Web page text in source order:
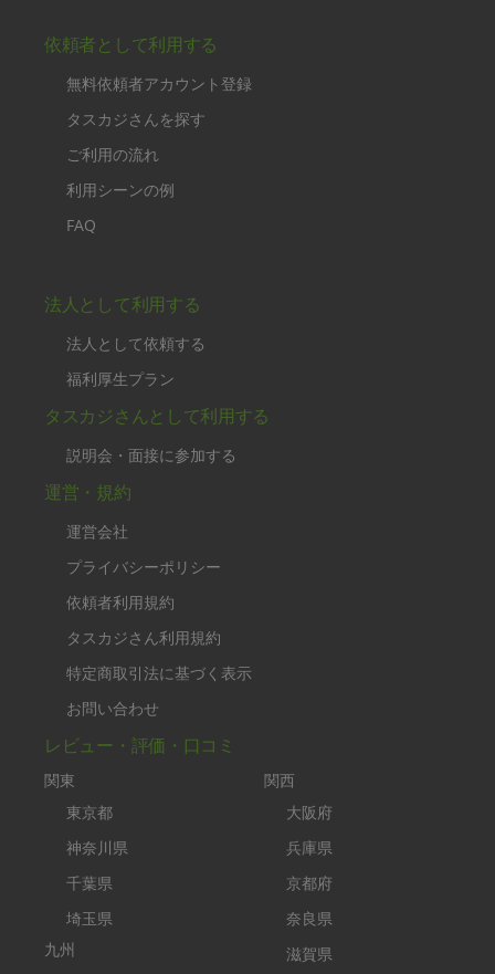
依頼者として利用する
無料依頼者アカウント登録
タスカジさんを探す
ご利用の流れ
利用シーンの例
FAQ
法人として利用する
法人として依頼する
福利厚生プラン
タスカジさんとして利用する
説明会・面接に参加する
運営・規約
運営会社
プライバシーポリシー
依頼者利用規約
タスカジさん利用規約
特定商取引法に基づく表示
お問い合わせ
レビュー・評価・口コミ
関東
東京都
神奈川県
千葉県
埼玉県
九州
関西
大阪府
兵庫県
京都府
奈良県
滋賀県